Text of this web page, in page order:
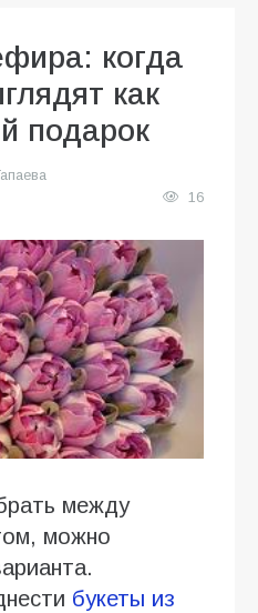
когда
как
подарок
16
между
можно
букеты из